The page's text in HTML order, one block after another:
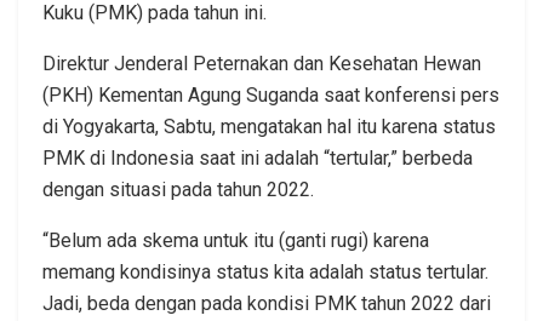
Kuku (PMK) pada tahun ini.
Direktur Jenderal Peternakan dan Kesehatan Hewan
(PKH) Kementan Agung Suganda saat konferensi pers
di Yogyakarta, Sabtu, mengatakan hal itu karena status
PMK di Indonesia saat ini adalah “tertular,” berbeda
dengan situasi pada tahun 2022.
“Belum ada skema untuk itu (ganti rugi) karena
memang kondisinya status kita adalah status tertular.
Jadi, beda dengan pada kondisi PMK tahun 2022 dari